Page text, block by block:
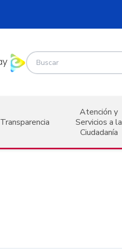
Transparencia
Atención y
Servicios a la
Ciudadanía